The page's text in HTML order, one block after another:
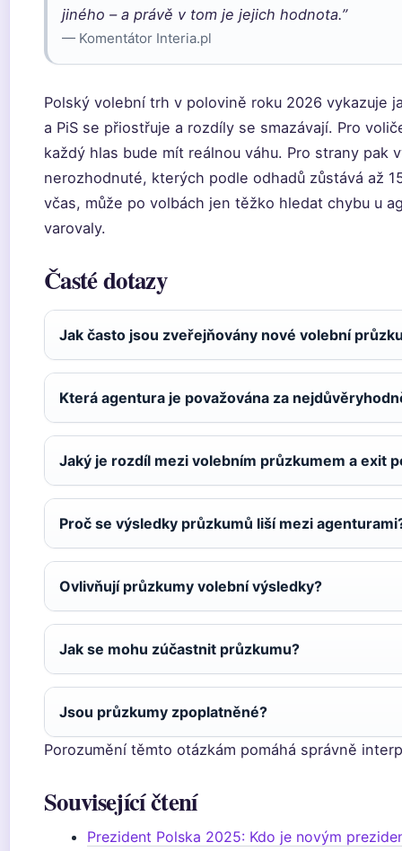
jiného – a právě v tom je jejich hodnota.”
— Komentátor Interia.pl
Polský volební trh v polovině roku 2026 vykazuje
a PiS se přiostřuje a rozdíly se smazávají. Pro
každý hlas bude mít reálnou váhu. Pro strany pak
nerozhodnuté, kterých podle odhadů zůstává až
včas, může po volbách jen těžko hledat chybu u
varovaly.
Časté dotazy
Jak často jsou zveřejňovány nové volební
Která agentura je považována za
Jaký je rozdíl mezi volebním průzkumem a exit
Proč se výsledky průzkumů liší mezi
Ovlivňují průzkumy volební výsledky?
Jak se mohu zúčastnit průzkumu?
Jsou průzkumy zpoplatněné?
Porozumění těmto otázkám pomáhá správně
Související čtení
Prezident Polska 2025: Kdo je novým